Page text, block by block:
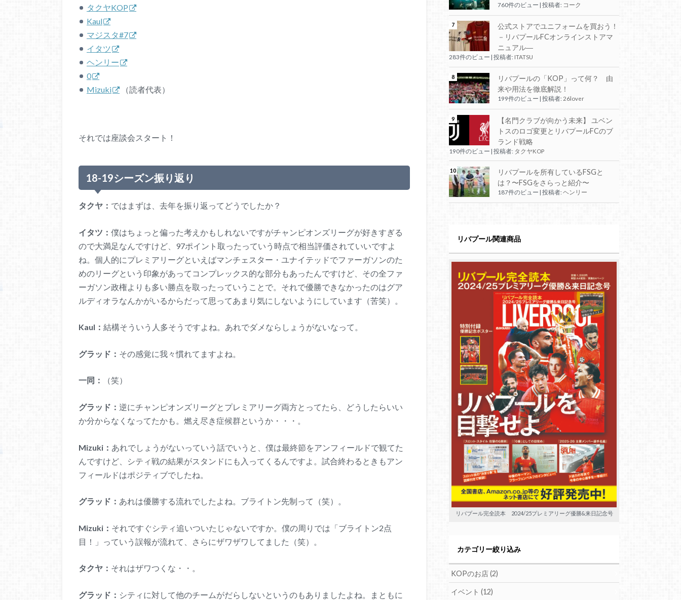
タクヤKOP
Kaul
マジスタ#7
イタツ
ヘンリー
0
Mizuki
（読者代表）
それでは座談会スタート！
18-19シーズン振り返り
タクヤ： ではまずは、去年を振り返ってどうでしたか？
イタツ： 僕はちょっと偏った考えかもしれないですがチャンピオンズリーグが好きすぎる
ので大満足なんですけど、97ポイント取ったっていう時点で相当評価されていいですよ
ね。個人的にプレミアリーグといえばマンチェスター・ユナイテッドでファーガソンのた
めのリーグという印象があってコンプレックス的な部分もあったんですけど、その全ファ
ーガソン政権よりも多い勝点を取ったっていうことで。それで優勝できなかったのはグア
ルディオラなんかがいるからだって思ってあまり気にしないようにしています（苦笑）。
Kaul： 結構そういう人多そうですよね。あれでダメならしょうがないなって。
グラッド： その感覚に我々慣れてますよね。
一同： （笑）
グラッド： 逆にチャンピオンズリーグとプレミアリーグ両方とってたら、どうしたらいい
か分からなくなってたかも。燃え尽き症候群というか・・・。
Mizuki： あれでしょうがないっていう話でいうと、僕は最終節をアンフィールドで観てた
んですけど、シティ戦の結果がスタンドにも入ってくるんですよ。試合終わるときもアン
フィールドはポジティブでしたね。
グラッド： あれは優勝する流れでしたよね。ブライトン先制って（笑）。
Mizuki： それですぐシティ追いついたじゃないですか。僕の周りでは「ブライトン2点
目！」っていう誤報が流れて、さらにザワザワしてました（笑）。
タクヤ： それはザワつくな・・。
グラッド： シティに対して他のチームがだらしないというのもありましたよね。まともに
760件のビュー | 投稿者: コーク
公式ストアでユニフォームを買おう！
－リバプールFCオンラインストアマ
ニュアル―
283件のビュー 投稿者: ITATSU
リバプールの「KOP」って何？ 由
来や用法を徹底解説！
199件のビュー | 投稿者: 26lover
【名門クラブが向かう未来】 ユベン
トスのロゴ変更とリバプールFCのブ
ランド戦略
190件のビュー | 投稿者: タクヤKOP
リバプールを所有しているFSGと
は？〜FSGをさらっと紹介〜
187件のビュー 投稿者: ヘンリー
リバプール関連商品
リバプール完全読本 2024/25プレミアリーグ優勝&来日記念号
カテゴリー絞り込み
KOPのお店(2)
イベント(12)